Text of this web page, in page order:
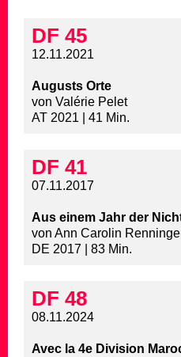
DF 45
12.11.2021
Augusts Orte
von Valérie Pelet
AT 2021 | 41 Min.
DF 41
07.11.2017
Aus einem Jahr der
von Ann Carolin
DE 2017 | 83 Min.
DF 48
08.11.2024
Avec la 4e Division